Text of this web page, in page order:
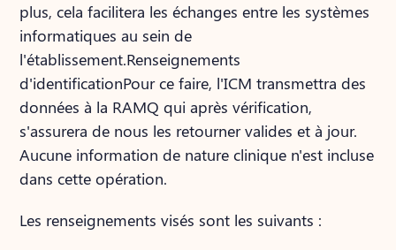
plus, cela facilitera les échanges entre les systèmes
informatiques au sein de
l'établissement.Renseignements
d'identificationPour ce faire, l'ICM transmettra des
données à la RAMQ qui après vérification,
s'assurera de nous les retourner valides et à jour.
Aucune information de nature clinique n'est incluse
dans cette opération.
Les renseignements visés sont les suivants :